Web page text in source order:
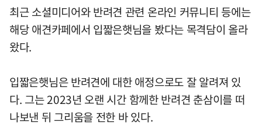
최근 소셜미디어와 반려견 관련 온라인 커뮤니티 등에는
해당 애견카페에서 입짧은햇님을 봤다는 목격담이 올라
왔다.
입짧은햇님은 반려견에 대한 애정으로도 잘 알려져 있
다. 그는 2023년 오랜 시간 함께한 반려견 춘삼이를 떠
나보낸 뒤 그리움을 전한 바 있다.